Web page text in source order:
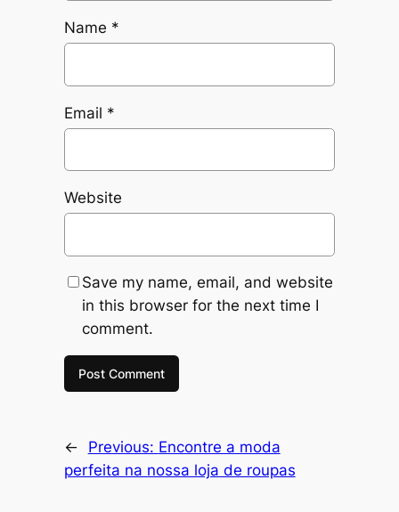
Name *
Email *
Website
Save my name, email, and website
in this browser for the next time I
comment.
← Previous: Encontre a moda
perfeita na nossa loja de roupas